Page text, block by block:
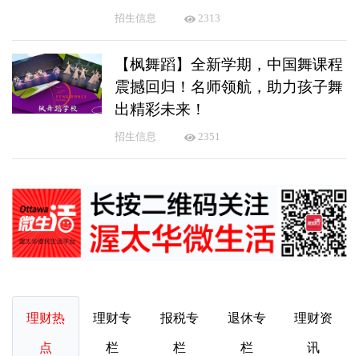
招生信息 2313
【枫舞蹈】全新学期，中国舞课程
震撼回归！名师领航，助力孩子舞
出精彩未来！
招生信息 2351
理财热
点
理财专
栏
报税专
栏
退休专
栏
理财资
讯